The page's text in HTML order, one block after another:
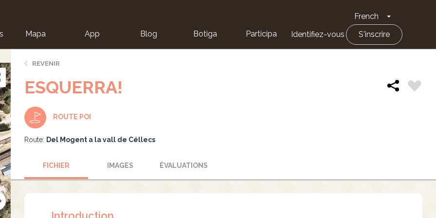
French Toggle
Mapa App Blog Botiga Participa Identifiez-vous S'inscrire
REVENIR
ESQUERRA!
ROUTE POI
Route: Del Mogent a la vall de Céllecs
FICHIER IMAGES ÉVALUATIONS